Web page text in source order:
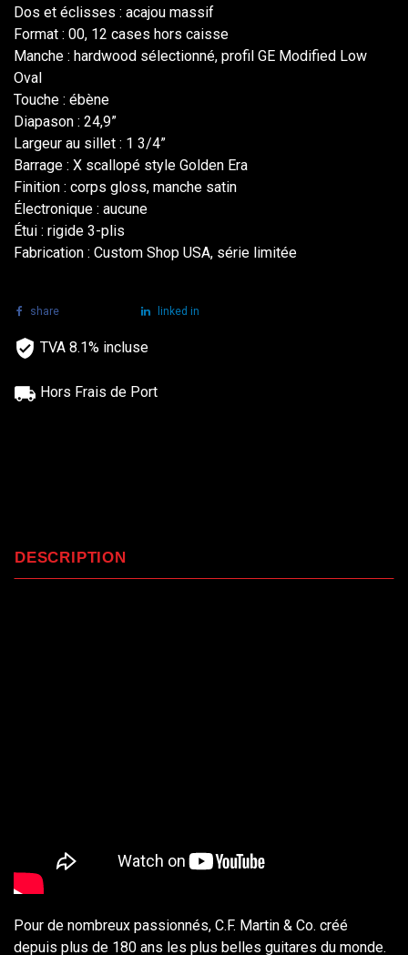
Dos et éclisses : acajou massif
Format : 00, 12 cases hors caisse
Manche : hardwood sélectionné, profil GE Modified Low
Oval
Touche : ébène
Diapason : 24,9”
Largeur au sillet : 1 3/4”
Barrage : X scallopé style Golden Era
Finition : corps gloss, manche satin
Électronique : aucune
Étui : rigide 3-plis
Fabrication : Custom Shop USA, série limitée
share linked in
TVA 8.1% incluse
Hors Frais de Port
DESCRIPTION
Pour de nombreux passionnés, C.F. Martin & Co. créé
depuis plus de 180 ans les plus belles guitares du monde.